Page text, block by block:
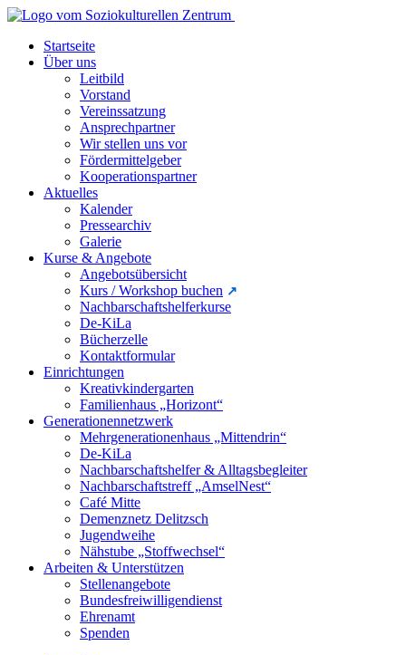
Startseite
Über uns
Leitbild
Vorstand
Vereinssatzung
Ansprechpartner
Wir stellen uns vor
Fördermittelgeber
Kooperationspartner
Aktuelles
Kalender
Pressearchiv
Galerie
Kurse & Angebote
Angebotsübersicht
Kurs / Workshop buchen
Nachbarschaftshelferkurse
De-KiLa
Bücherzelle
Kontaktformular
Einrichtungen
Kreativkindergarten
Familienhaus „Horizont“
Generationennetzwerk
Mehrgenerationenhaus „Mittendrin“
De-KiLa
Nachbarschaftshelfer & Alltagsbegleiter
Nachbarschaftstreff „AmselNest“
Café Mitte
Demenznetz Delitzsch
Jugendweihe
Nähstube „Stoffwechsel“
Arbeiten & Unterstützen
Stellenangebote
Bundesfreiwilligendienst
Ehrenamt
Spenden